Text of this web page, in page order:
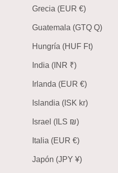
Grecia (EUR €)
Guatemala (GTQ Q)
Hungría (HUF Ft)
India (INR ₹)
Irlanda (EUR €)
Islandia (ISK kr)
Israel (ILS ₪)
Italia (EUR €)
Japón (JPY ¥)